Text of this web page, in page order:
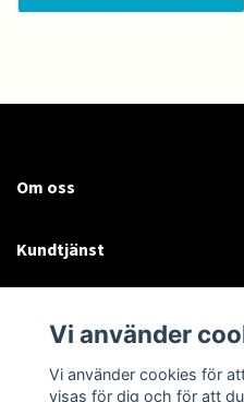
Om oss
Kundtjänst
Sociala medier
Vi använder
Vi använder cookies för
visas för dig och för att